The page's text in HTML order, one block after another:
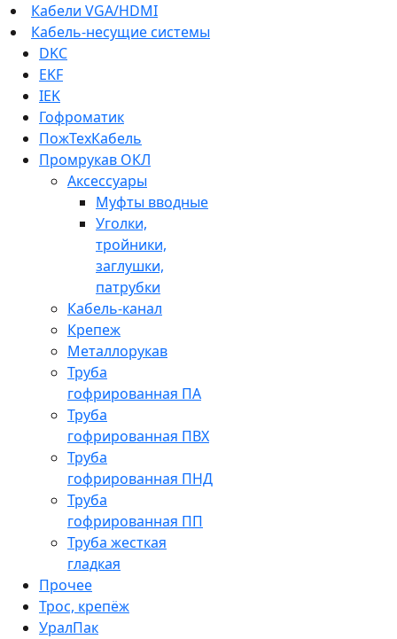
Кабели VGA/HDMI
Кабель-несущие системы
DKC
EKF
IEK
Гофроматик
ПожТехКабель
Промрукав ОКЛ
Аксессуары
Муфты вводные
Уголки,
тройники,
заглушки,
патрубки
Кабель-канал
Крепеж
Металлорукав
Труба
гофрированная ПА
Труба
гофрированная ПВХ
Труба
гофрированная ПНД
Труба
гофрированная ПП
Труба жесткая
гладкая
Прочее
Трос, крепёж
УралПак